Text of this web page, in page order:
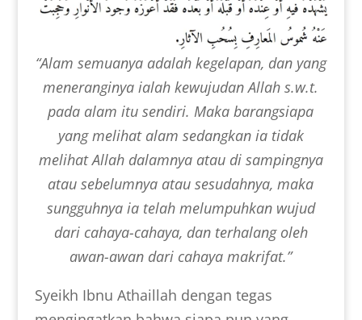
“Alam semuanya adalah kegelapan, dan yang
meneranginya ialah kewujudan Allah s.w.t.
pada alam itu sendiri. Maka barangsiapa
yang melihat alam sedangkan ia tidak
melihat Allah dalamnya atau di sampingnya
atau sebelumnya atau sesudahnya, maka
sungguhnya ia telah melumpuhkan wujud
dari cahaya-cahaya, dan terhalang oleh
awan-awan dari cahaya makrifat.”
Syeikh Ibnu Athaillah dengan tegas